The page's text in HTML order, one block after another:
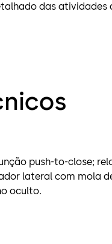
das atividades
push-to-close;
lateral com mola
oculto.